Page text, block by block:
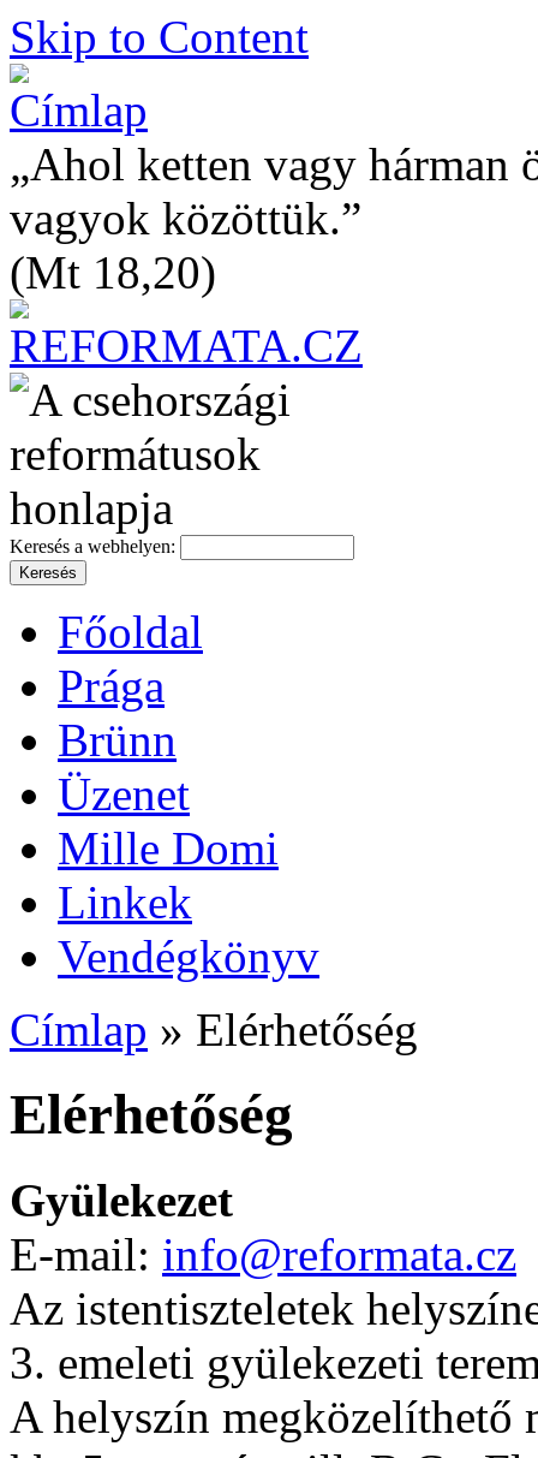
Skip to Content
„Ahol ketten vagy hárman
vagyok közöttük.”
(Mt 18,20)
Keresés a webhelyen:
Főoldal
Prága
Brünn
Üzenet
Mille Domi
Linkek
Vendégkönyv
Címlap » Elérhetőség
Elérhetőség
Gyülekezet
E-mail: info@reformata.cz
Az istentiszteletek
3. emeleti gyülekezeti
A helyszín